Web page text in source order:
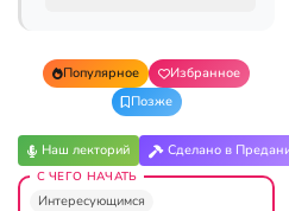
Популярное
Избранное
Позже
Наш лекторий Сделано в
С ЧЕГО НАЧАТЬ
Интересующимся